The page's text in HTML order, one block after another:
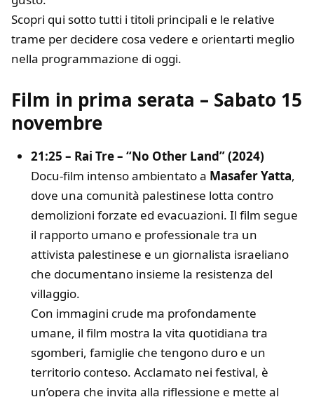
Scopri qui sotto tutti i titoli principali e le relative
trame per decidere cosa vedere e orientarti meglio
nella programmazione di oggi.
Film in prima serata – Sabato 15
novembre
21:25 – Rai Tre – “No Other Land” (2024)
Docu-film intenso ambientato a Masafer Yatta,
dove una comunità palestinese lotta contro
demolizioni forzate ed evacuazioni. Il film segue
il rapporto umano e professionale tra un
attivista palestinese e un giornalista israeliano
che documentano insieme la resistenza del
villaggio.
Con immagini crude ma profondamente
umane, il film mostra la vita quotidiana tra
sgomberi, famiglie che tengono duro e un
territorio conteso. Acclamato nei festival, è
un’opera che invita alla riflessione e mette al